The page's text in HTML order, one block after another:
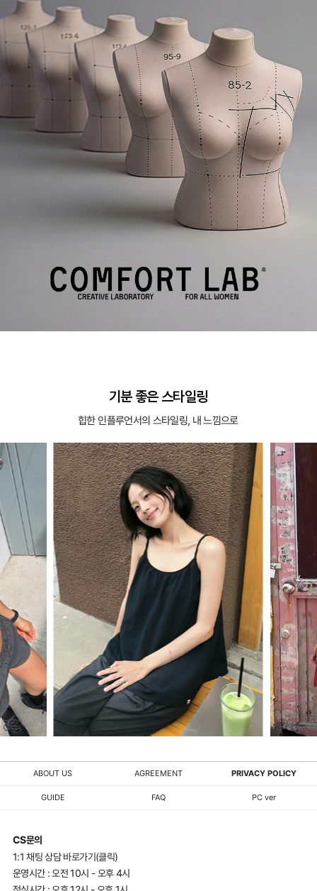
기분 좋은 스타일링
힙한 인플루언서의 스타일링, 내 느낌으로
ABOUT US AGREEMENT PRIVACY POLICY
GUIDE FAQ PC ver
CS문의
1:1 채팅 상담 바로가기(클릭)
운영시간 : 오전 10시 - 오후 4시